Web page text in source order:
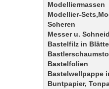
Modelliermassen
Modellier-
Scheren
Messer u.
Bastelfilz in
Bastelfolien
Bastelwellpappe
Buntpapier,